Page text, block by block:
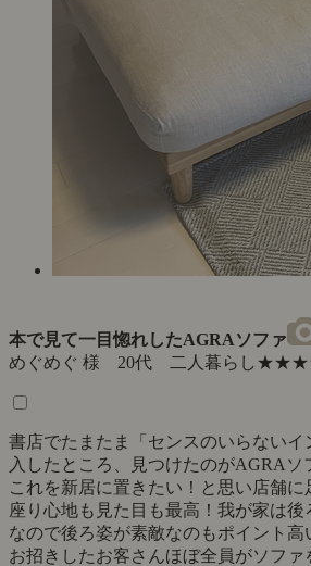
本で見て一目惚れしたAGRAソファ
めぐめぐ 様 20代 二人暮らし
書店でたまたま「センスのいらない
入したところ、見つけたのがAGRAソ
これを新居に置きたい！と思い店舗
座り心地も見た目も最高！我が家は
なので後ろ姿が素敵なのもポイント高
お招きしたお客さんほぼ全員がソフ